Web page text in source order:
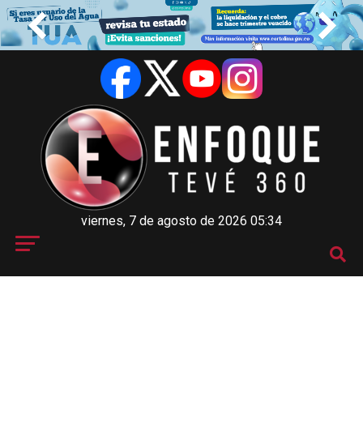
viernes, 7 de agosto de 2026 05:34